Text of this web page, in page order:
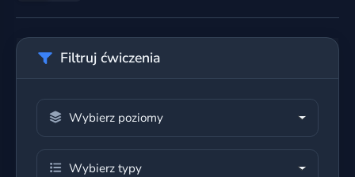
Filtruj ćwiczenia
Wybierz poziomy
Wybierz typy